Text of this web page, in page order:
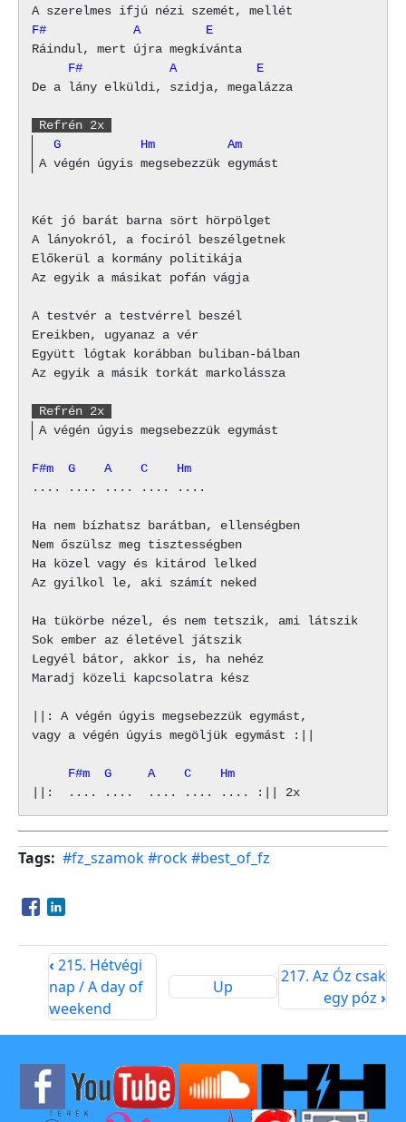
F#            A         E
     F#            A           E
De a lány elküldi, szidja, megalázza
Refrén 2x
  G           Hm          Am
Két jó barát barna sört hörpölget
A lányokról, a fociról beszélgetnek
Előkerül a kormány politikája
Az egyik a másikat pofán vágja
A testvér a testvérrel beszél
Ereikben, ugyanaz a vér
Együtt lógtak korábban buliban-bálban
Az egyik a másik torkát markolássza
Refrén 2x
F#m  G    A    C    Hm
.... .... .... .... ....
Ha nem bízhatsz barátban, ellenségben
Nem őszülsz meg tisztességben
Ha közel vagy és kitárod lelked
Az gyilkol le, aki számít neked
Ha tükörbe nézel, és nem tetszik, ami látszik
Sok ember az életével játszik
Legyél bátor, akkor is, ha nehéz
Maradj közeli kapcsolatra kész
||: A végén úgyis megsebezzük egymást,
vagy a végén úgyis megöljük egymást :||
     F#m  G     A    C    Hm
Tags #fz_szamok#rock#best_of_fz
Opens in a new window
Opens in a new window
‹ 215. Hétvégi
nap / A day of
weekend
Up
217. Az Óz csak
egy póz›